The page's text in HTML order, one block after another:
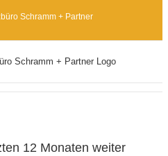
Schramm + Partner
12 Monaten weiter